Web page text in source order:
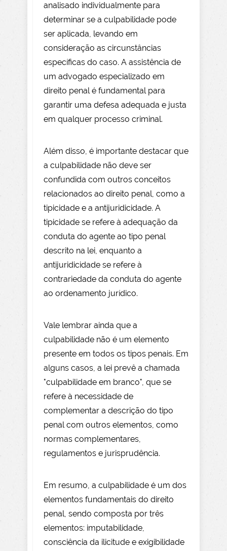
analisado individualmente para
determinar se a culpabilidade pode
ser aplicada, levando em
consideração as circunstâncias
específicas do caso. A assistência de
um advogado especializado em
direito penal é fundamental para
garantir uma defesa adequada e justa
em qualquer processo criminal.
Além disso, é importante destacar que
a culpabilidade não deve ser
confundida com outros conceitos
relacionados ao direito penal, como a
tipicidade e a antijuridicidade. A
tipicidade se refere à adequação da
conduta do agente ao tipo penal
descrito na lei, enquanto a
antijuridicidade se refere à
contrariedade da conduta do agente
ao ordenamento jurídico.
Vale lembrar ainda que a
culpabilidade não é um elemento
presente em todos os tipos penais. Em
alguns casos, a lei prevê a chamada
"culpabilidade em branco", que se
refere à necessidade de
complementar a descrição do tipo
penal com outros elementos, como
normas complementares,
regulamentos e jurisprudência.
Em resumo, a culpabilidade é um dos
elementos fundamentais do direito
penal, sendo composta por três
elementos: imputabilidade,
consciência da ilicitude e exigibilidade